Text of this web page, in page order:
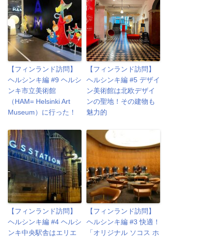
【フィンランド訪問】
ヘルシンキ編 #9 ヘルシ
ンキ市立美術館
（HAM= Helsinki Art
Museum）に行った！
【フィンランド訪問】
ヘルシンキ編 #5 デザイ
ン美術館は北欧デザイ
ンの聖地！その建物も
魅力的
【フィンランド訪問】
ヘルシンキ編 #4 ヘルシ
ンキ中央駅舎はエリエ
【フィンランド訪問】
ヘルシンキ編 #3 快適！
「オリジナル ソコス ホ